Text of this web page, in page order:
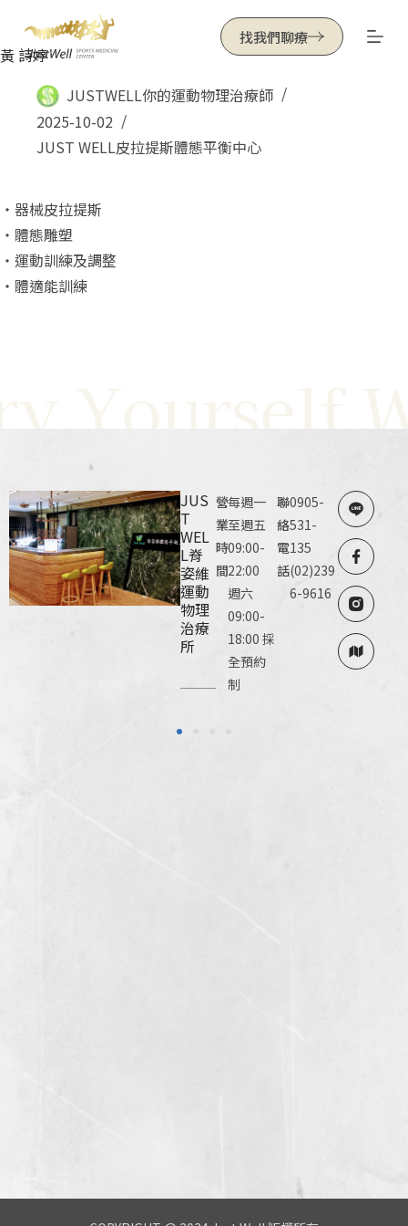
跳
至
找我們聊療
黃 詩婷
JUSTWELL你的運動物理治療師
2025-10-02
JUST WELL皮拉提斯體態平衡中心
・器械皮拉提斯
・體態雕塑
・運動訓練及調整
・體適能訓練
Yourself
JUS
T
WEL
L脊
姿維
運動
物理
治療
所
營
業
時
間
每週一
至週五
09:00-
22:00
週六
09:00-
18:00 採
全預約
制
聯
絡
電
話
0905-
531-
135
(02)239
6-9616
4